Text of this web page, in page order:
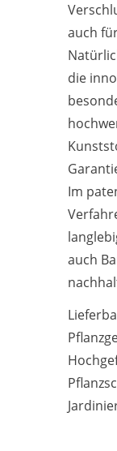
auch
die
Im
auch